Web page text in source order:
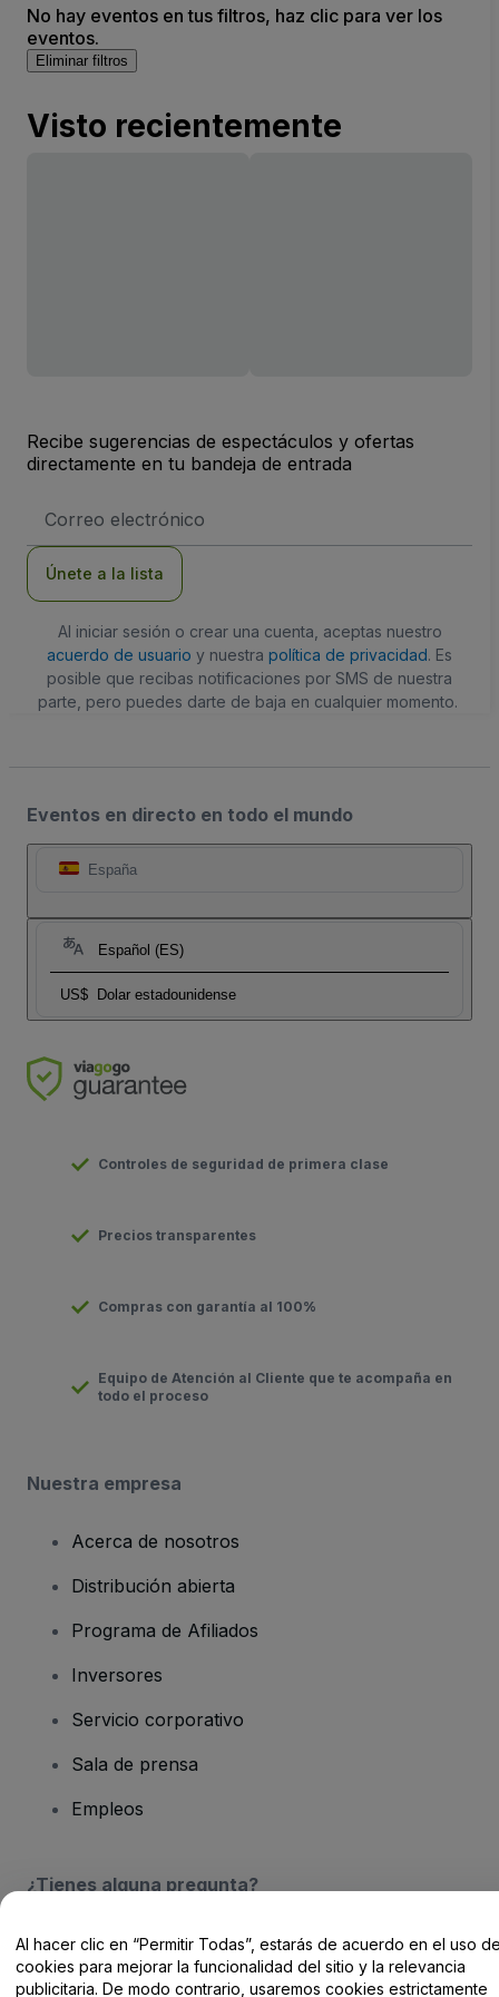
No hay eventos en tus filtros, haz clic para ver los
eventos.
Eliminar filtros
Visto recientemente
Recibe sugerencias de espectáculos y ofertas
directamente en tu bandeja de entrada
de
Únete a la lista
Al iniciar sesión o crear una cuenta, aceptas nuestro
acuerdo de usuario y nuestra política de privacidad. Es
posible que recibas notificaciones por SMS de nuestra
parte, pero puedes darte de baja en cualquier momento.
Eventos en directo en todo el mundo
España
Español (ES)
US$ Dolar estadounidense
Controles de seguridad de primera clase
Precios transparentes
Compras con garantía al 100%
Equipo de Atención al Cliente que te acompaña en
todo el proceso
Nuestra empresa
Acerca de nosotros
Distribución abierta
Programa de Afiliados
Inversores
Servicio corporativo
Sala de prensa
Empleos
¿Tienes alguna pregunta?
Centro de Ayuda / Contacto
Al hacer clic en “Permitir Todas”, estarás de acuerdo en el uso
cookies para mejorar la funcionalidad del sitio y la relevancia
publicitaria. De modo contrario, usaremos cookies estrictamente